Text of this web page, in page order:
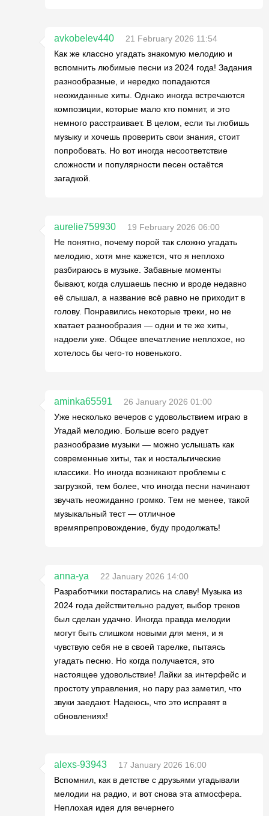
avkobelev440
21 February 2026 11:54
Как же классно угадать знакомую мелодию и
вспомнить любимые песни из 2024 года! Задания
разнообразные, и нередко попадаются
неожиданные хиты. Однако иногда встречаются
композиции, которые мало кто помнит, и это
немного расстраивает. В целом, если ты любишь
музыку и хочешь проверить свои знания, стоит
попробовать. Но вот иногда несоответствие
сложности и популярности песен остаётся
загадкой.
aurelie759930
19 February 2026 06:00
Не понятно, почему порой так сложно угадать
мелодию, хотя мне кажется, что я неплохо
разбираюсь в музыке. Забавные моменты
бывают, когда слушаешь песню и вроде недавно
её слышал, а название всё равно не приходит в
голову. Понравились некоторые треки, но не
хватает разнообразия — одни и те же хиты,
надоели уже. Общее впечатление неплохое, но
хотелось бы чего-то новенького.
aminka65591
26 January 2026 01:00
Уже несколько вечеров с удовольствием играю в
Угадай мелодию. Больше всего радует
разнообразие музыки — можно услышать как
современные хиты, так и ностальгические
классики. Но иногда возникают проблемы с
загрузкой, тем более, что иногда песни начинают
звучать неожиданно громко. Тем не менее, такой
музыкальный тест — отличное
времяпрепровождение, буду продолжать!
anna-ya
22 January 2026 14:00
Разработчики постарались на славу! Музыка из
2024 года действительно радует, выбор треков
был сделан удачно. Иногда правда мелодии
могут быть слишком новыми для меня, и я
чувствую себя не в своей тарелке, пытаясь
угадать песню. Но когда получается, это
настоящее удовольствие! Лайки за интерфейс и
простоту управления, но пару раз заметил, что
звуки заедают. Надеюсь, что это исправят в
обновлениях!
alexs-93943
17 January 2026 16:00
Вспомнил, как в детстве с друзьями угадывали
мелодии на радио, и вот снова эта атмосфера.
Неплохая идея для вечернего